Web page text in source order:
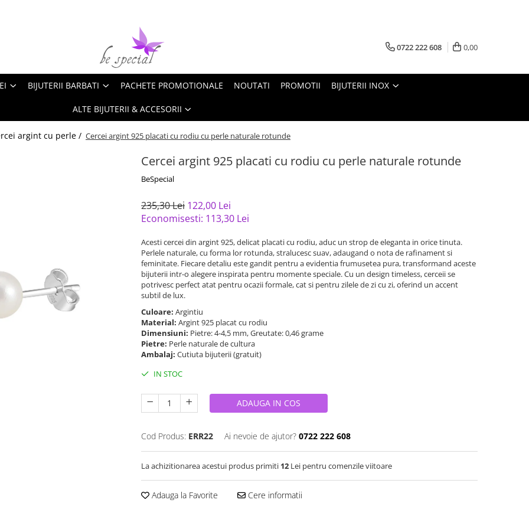
0722 222 608 0,00
BIJUTERII BARBATI PACHETE PROMOTIONALE NOUTATI PROMOTII BIJUTERII INOX
ALTE BIJUTERII & ACCESORII
argint cu perle / Cercei argint 925 placati cu rodiu cu perle naturale rotunde
Cercei argint 925 placati cu rodiu cu perle naturale rotunde
BeSpecial
235,30 Lei 122,00 Lei
Economisesti: 113,30 Lei
Acesti cercei din argint 925, delicat placati cu rodiu, aduc un strop de eleganta in orice tinuta.
Perlele naturale, cu forma lor rotunda, stralucesc suav, adaugand o nota de rafinament si
feminitate. Fiecare detaliu este gandit pentru a evidentia frumusetea pura, transformand aceste
bijuterii intr-o alegere inspirata pentru momente speciale. Cu un design timeless, cerceii se
potrivesc perfect atat pentru ocazii formale, cat si pentru zilele de zi cu zi, oferind un accent
subtil de lux.
Culoare: Argintiu
Material: Argint 925 placat cu rodiu
Dimensiuni: Pietre: 4-4,5 mm, Greutate: 0,46 grame
Pietre: Perle naturale de cultura
Ambalaj: Cutiuta bijuterii (gratuit)
IN STOC
ADAUGA IN COS
Cod Produs: ERR22 Ai nevoie de ajutor? 0722 222 608
La achizitionarea acestui produs primiti 12 Lei pentru comenzile viitoare
Adauga la Favorite Cere informatii